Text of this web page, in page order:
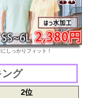
しっかりフィット！
ング
2位